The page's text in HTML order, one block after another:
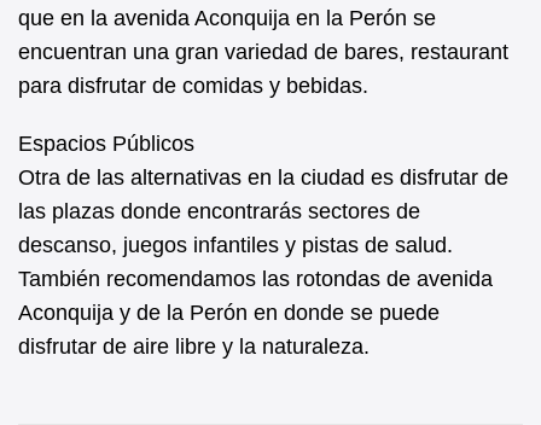
que en la avenida Aconquija en la Perón se
encuentran una gran variedad de bares, restaurant
para disfrutar de comidas y bebidas.
Espacios Públicos
Otra de las alternativas en la ciudad es disfrutar de
las plazas donde encontrarás sectores de
descanso, juegos infantiles y pistas de salud.
También recomendamos las rotondas de avenida
Aconquija y de la Perón en donde se puede
disfrutar de aire libre y la naturaleza.